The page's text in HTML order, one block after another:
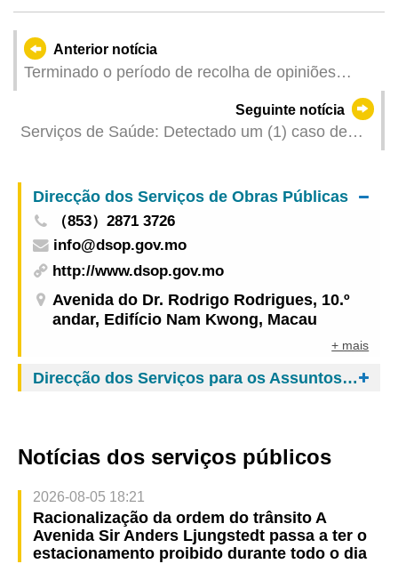
Anterior notícia
Terminado o período de recolha de opiniões
Desenvolvimento das Ciências e Tecnologias de
Macau, análise integral das sugestões para
Seguinte notícia
Serviços de Saúde: Detectado um (1) caso de
Direcção dos Serviços de Obras Públicas
（853）2871 3726
info@dsop.gov.mo
http://www.dsop.gov.mo
Avenida do Dr. Rodrigo Rodrigues, 10.º
andar, Edifício Nam Kwong, Macau
+ mais
Direcção dos Serviços para os Assuntos de Tráfego
Notícias dos serviços públicos
2026-08-05 18:21
Racionalização da ordem do trânsito A
Avenida Sir Anders Ljungstedt passa a ter o
estacionamento proibido durante todo o dia